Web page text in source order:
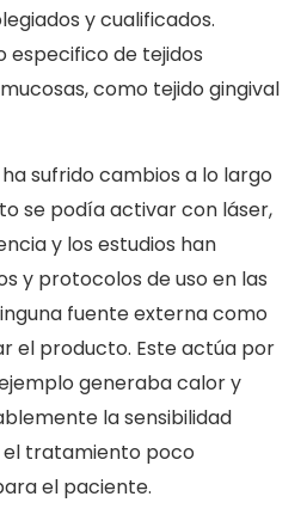
y cualificados.
especifico de tejidos
como tejido gingival
sufrido cambios a lo largo
se podía activar con láser,
y los estudios han
y protocolos de uso en las
fuente externa como
el producto. Este actúa por
generaba calor y
la sensibilidad
el tratamiento poco
el paciente.